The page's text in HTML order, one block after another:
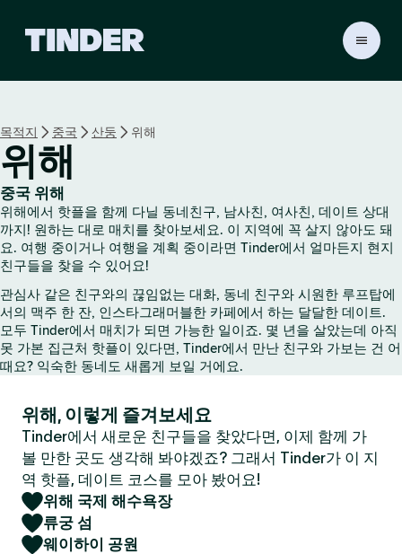
r
목적지 중국 산둥 위해
위해
중국 위해
위해에서 핫플을 함께 다닐 동네친구, 남사친, 여사친, 데이트 상대
까지! 원하는 대로 매치를 찾아보세요. 이 지역에 꼭 살지 않아도 돼
요. 여행 중이거나 여행을 계획 중이라면 Tinder에서 얼마든지 현지
친구들을 찾을 수 있어요!
관심사 같은 친구와의 끊임없는 대화, 동네 친구와 시원한 루프탑에
서의 맥주 한 잔, 인스타그래머블한 카페에서 하는 달달한 데이트.
모두 Tinder에서 매치가 되면 가능한 일이죠. 몇 년을 살았는데 아직
못 가본 집근처 핫플이 있다면, Tinder에서 만난 친구와 가보는 건 어
때요? 익숙한 동네도 새롭게 보일 거에요.
위해, 이렇게 즐겨보세요
Tinder에서 새로운 친구들을 찾았다면, 이제 함께 가
볼 만한 곳도 생각해 봐야겠죠? 그래서 Tinder가 이 지
역 핫플, 데이트 코스를 모아 봤어요!
위해 국제 해수욕장
류궁 섬
웨이하이 공원